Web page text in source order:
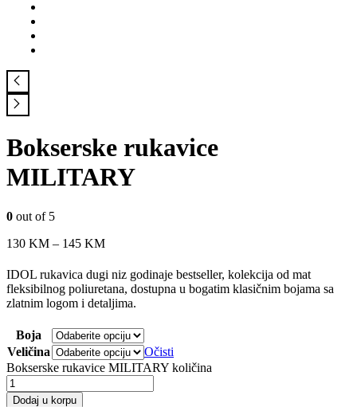
Bokserske rukavice
MILITARY
0 out of 5
130 KM – 145 KM
IDOL rukavica dugi niz godinaje bestseller, kolekcija od mat
fleksibilnog poliuretana, dostupna u bogatim klasičnim bojama sa
zlatnim logom i detaljima.
Boja
Veličina
Očisti
Bokserske rukavice MILITARY količina
Dodaj u korpu